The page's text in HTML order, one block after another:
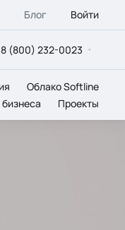
Блог Войти
8 (800) 232-0023
Облако Softline
Проекты